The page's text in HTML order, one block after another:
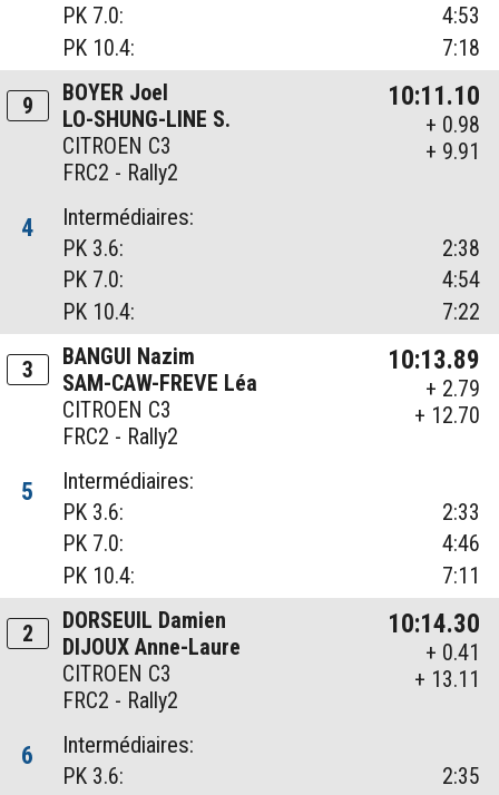
PK 7.0:
4:53
PK 10.4:
7:18
9
BOYER Joel
LO-SHUNG-LINE S.
CITROEN C3
FRC2 - Rally2
10:11.10
+ 0.98
+ 9.91
4
Intermédiaires:
PK 3.6:
2:38
PK 7.0:
4:54
PK 10.4:
7:22
3
BANGUI Nazim
SAM-CAW-FREVE Léa
CITROEN C3
FRC2 - Rally2
10:13.89
+ 2.79
+ 12.70
5
Intermédiaires:
PK 3.6:
2:33
PK 7.0:
4:46
PK 10.4:
7:11
2
DORSEUIL Damien
DIJOUX Anne-Laure
CITROEN C3
FRC2 - Rally2
10:14.30
+ 0.41
+ 13.11
6
Intermédiaires:
PK 3.6:
2:35